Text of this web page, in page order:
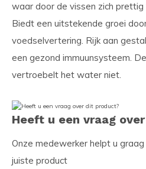
waar door de vissen zich prettig
Biedt een uitstekende groei
voedselvertering. Rijk aan
een gezond immuunsysteem.
vertroebelt het water niet.
Heeft u een vraag
Onze medewerker helpt u
juiste product